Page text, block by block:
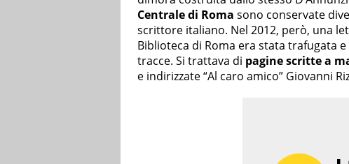
Centrale di Roma sono conservate
scrittore italiano. Nel 2012, però, una
Biblioteca di Roma era stata trafugata
tracce. Si trattava di pagine scritte a
e indirizzate “Al caro amico” Giovanni